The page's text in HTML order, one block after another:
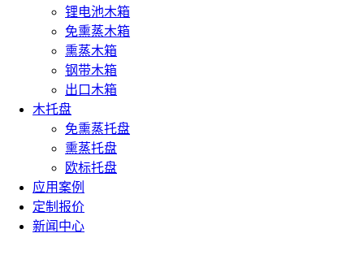
锂电池木箱
免熏蒸木箱
熏蒸木箱
钢带木箱
出口木箱
木托盘
免熏蒸托盘
熏蒸托盘
欧标托盘
应用案例
定制报价
新闻中心